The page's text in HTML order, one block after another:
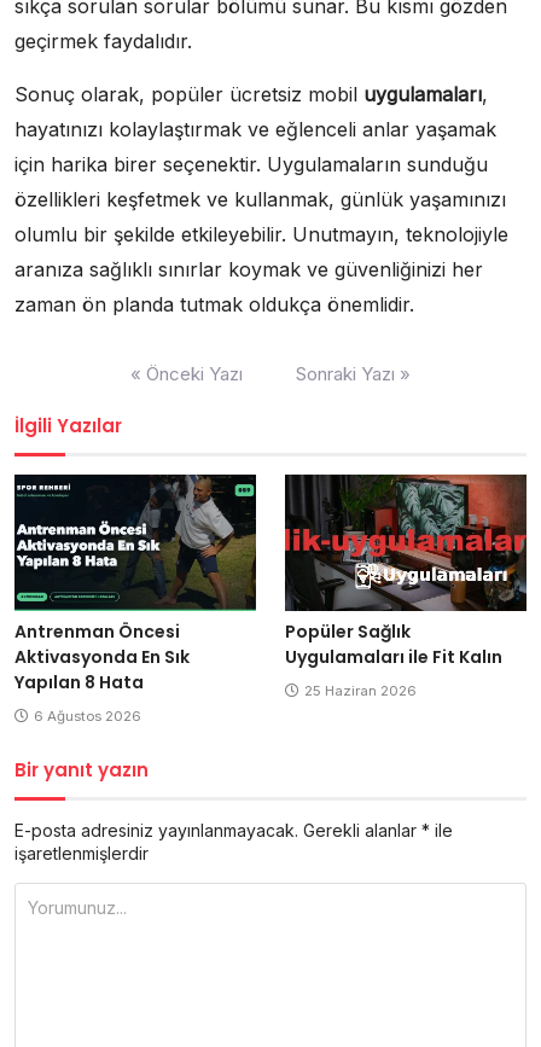
sıkça sorulan sorular bölümü sunar. Bu kısmı gözden
geçirmek faydalıdır.
Sonuç olarak, popüler ücretsiz mobil uygulamaları,
hayatınızı kolaylaştırmak ve eğlenceli anlar yaşamak
için harika birer seçenektir. Uygulamaların sunduğu
özellikleri keşfetmek ve kullanmak, günlük yaşamınızı
olumlu bir şekilde etkileyebilir. Unutmayın, teknolojiyle
aranıza sağlıklı sınırlar koymak ve güvenliğinizi her
zaman ön planda tutmak oldukça önemlidir.
« Önceki Yazı Sonraki Yazı »
İlgili Yazılar
Antrenman Öncesi
Aktivasyonda En Sık
Yapılan 8 Hata
6 Ağustos 2026
Popüler Sağlık
Uygulamaları ile Fit Kalın
25 Haziran 2026
Bir yanıt yazın
E-posta adresiniz yayınlanmayacak. Gerekli alanlar * ile
işaretlenmişlerdir